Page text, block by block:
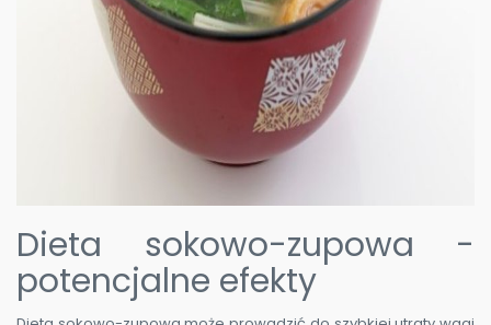
Dieta sokowo-zupowa -
potencjalne efekty